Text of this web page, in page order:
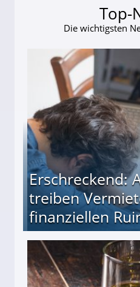
Top-
Die wichtigsten
Erschreckend:
treiben
finanziellen
(34) in den finanziellen